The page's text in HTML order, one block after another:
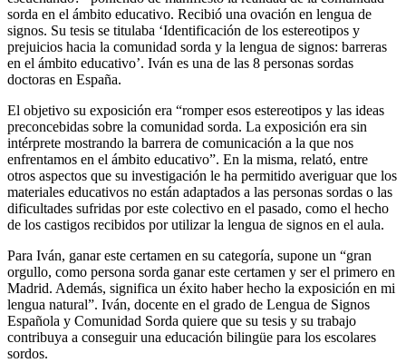
sorda en el ámbito educativo. Recibió una ovación en lengua de
signos. Su tesis se titulaba ‘Identificación de los estereotipos y
prejuicios hacia la comunidad sorda y la lengua de signos: barreras
en el ámbito educativo’. Iván es una de las 8 personas sordas
doctoras en España.
El objetivo su exposición era “romper esos estereotipos y las ideas
preconcebidas sobre la comunidad sorda. La exposición era sin
intérprete mostrando la barrera de comunicación a la que nos
enfrentamos en el ámbito educativo”. En la misma, relató, entre
otros aspectos que su investigación le ha permitido averiguar que los
materiales educativos no están adaptados a las personas sordas o las
dificultades sufridas por este colectivo en el pasado, como el hecho
de los castigos recibidos por utilizar la lengua de signos en el aula.
Para Iván, ganar este certamen en su categoría, supone un “gran
orgullo, como persona sorda ganar este certamen y ser el primero en
Madrid. Además, significa un éxito haber hecho la exposición en mi
lengua natural”. Iván, docente en el grado de Lengua de Signos
Española y Comunidad Sorda quiere que su tesis y su trabajo
contribuya a conseguir una educación bilingüe para los escolares
sordos.